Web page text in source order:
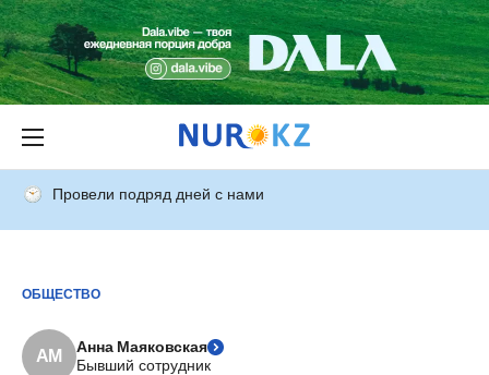
Провели подряд дней с нами
ОБЩЕСТВО
АМ
Анна Маяковская
Бывший сотрудник